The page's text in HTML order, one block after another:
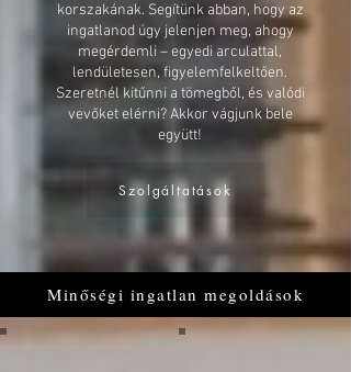
korszakának. Segítünk abban, hogy az
ingatlanod úgy jelenjen meg, ahogy
megérdemli – egyedi arculattal,
lendületesen, figyelemfelkeltően.
Szeretnél kitűnni a tömegből, és valódi
vevőket elérni? Akkor vágjunk bele
együtt!
Szolgáltatások
Minőségi ingatlan megoldások